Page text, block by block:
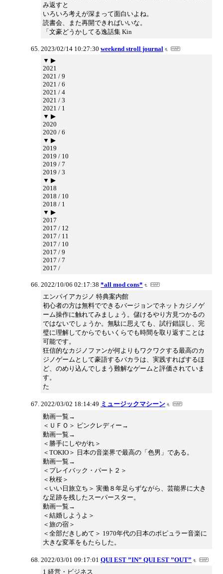
み返すと
いろいろ考えが深まって面白いよね。
読書会、また再開できればいいな。
「文豪どうかしてる逸話集 Kin
2023/02/14 10:27:30 weekend stroll journal
▼ ▶
2021
2021 / 9
2021 / 6
2021 / 4
2021 / 3
2021 / 1
▼ ▶
2020
2020 / 6
▼ ▶
2019
2019 / 10
2019 / 7
2019 / 3
▼ ▶
2018
2018 / 10
2018 / 1
▼ ▶
2017
2017 / 12
2017 / 11
2017 / 10
2017 / 9
2017 / 7
2017 /
2022/10/06 02:17:38 *all mod cons*
エンパイアカジノ 特典案内館
初心者の方は無料でできるバージョンでネットカジノゲ
ーム操作に触れてみましょう。儲けるやり方見つかるの
ではないでしょうか。無駄に思えても、試行錯誤し、完
璧に理解してからでもいくらでも時間を取り返すことは
可能です。
狂信的なカジノファンが何よりもワクワクする最高のカ
ジノゲームとして豪語するバカラは、実践すればするほ
ど、のめり込んでしまう難解なゲームと評価されていま
す。
た
2022/03/02 18:14:49 ミュージックマシーン
動画一覧→
＜ＵＦＯ＞ ピンクレディー→
動画一覧→
＜勝手にしやがれ＞
＜TOKIO＞ 日本の音楽界で最高の「色男」である。
動画一覧→
＜プレイバック・パート２＞
＜秋桜＞
＜いい日旅立ち＞ 実働８年足らずながら、芸能界に大き
な足跡を残したスーパースター。
動画一覧→
＜結婚しようよ＞
＜旅の宿＞
＜全部だきしめて＞ 1970年代の日本のポピュラー音楽に
大きな変革をもたらした。
2022/03/01 09:17:01 QUI EST ”IN” QUI EST ”OUT”
1 経営・ビジネス